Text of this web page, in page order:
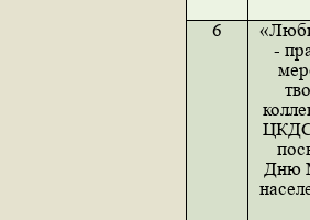
6
-
ЦКДС
Дню